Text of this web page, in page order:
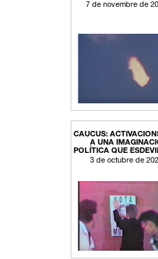
7 de novembre de
CAUCUS:
A UNA
POLÍTICA QUE
3 de octubre de